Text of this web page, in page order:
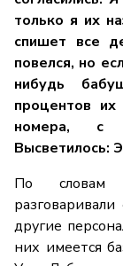
только я их
спишет все
повелся, но
нибудь
процентов
номера, с
Высветилось:
По словам
другие
них имеется